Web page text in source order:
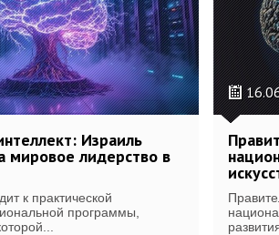
Израиль
мировое лидерство в
к практической
программы,